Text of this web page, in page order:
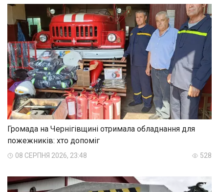
Громада на Чернігівщині отримала обладнання для
пожежників: хто допоміг
08 СЕРПНЯ 2026, 23:48 528